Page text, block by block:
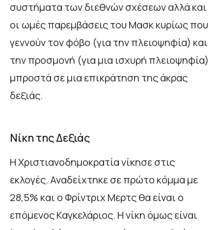
συστήματα των διεθνών σχέσεων αλλά και
οι ωμές παρεμβάσεις του Μασκ κυρίως που
γεννούν τον φόβο (για την πλειοψηφία) και
την προσμονή (για μια ισχυρή πλειοψηφία)
μπροστά σε μια επικράτηση της άκρας
δεξιάς.
Νίκη της Δεξιάς
Η Χριστιανοδημοκρατία νίκησε στις
εκλογές. Αναδείχτηκε σε πρώτο κόμμα με
28,5% και ο Φρίντριχ Μερτς θα είναι ο
επόμενος Καγκελάριος. Η νίκη όμως είναι